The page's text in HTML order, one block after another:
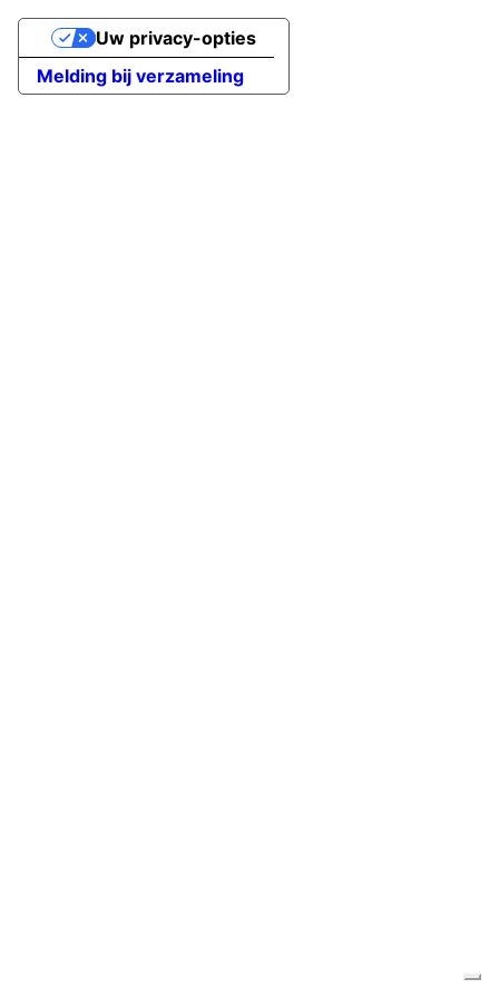
Melding bij verzameling
Uw privacy-opties